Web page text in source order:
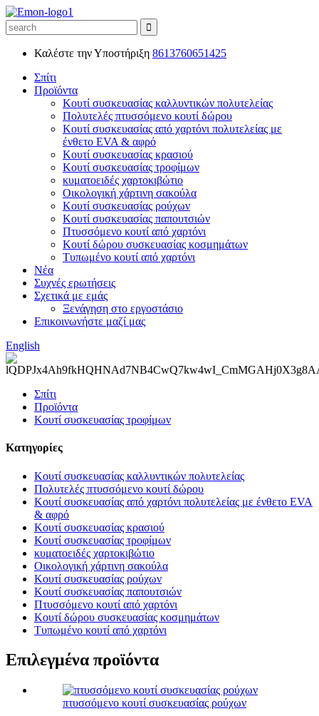
Καλέστε την Υποστήριξη 8613760651425
Σπίτι
Προϊόντα
Κουτί συσκευασίας καλλυντικών πολυτελείας
Πολυτελές πτυσσόμενο κουτί δώρου
Κουτί συσκευασίας από χαρτόνι πολυτελείας με
ένθετο EVA & αφρό
Κουτί συσκευασίας κρασιού
Κουτί συσκευασίας τροφίμων
κυματοειδές χαρτοκιβώτιο
Οικολογική χάρτινη σακούλα
Κουτί συσκευασίας ρούχων
Κουτί συσκευασίας παπουτσιών
Πτυσσόμενο κουτί από χαρτόνι
Κουτί δώρου συσκευασίας κοσμημάτων
Τυπωμένο κουτί από χαρτόνι
Νέα
Συχνές ερωτήσεις
Σχετικά με εμάς
Ξενάγηση στο εργοστάσιο
Επικοινωνήστε μαζί μας
English
Σπίτι
Προϊόντα
Κουτί συσκευασίας τροφίμων
Κατηγορίες
Κουτί συσκευασίας καλλυντικών πολυτελείας
Πολυτελές πτυσσόμενο κουτί δώρου
Κουτί συσκευασίας από χαρτόνι πολυτελείας με ένθετο EVA
& αφρό
Κουτί συσκευασίας κρασιού
Κουτί συσκευασίας τροφίμων
κυματοειδές χαρτοκιβώτιο
Οικολογική χάρτινη σακούλα
Κουτί συσκευασίας ρούχων
Κουτί συσκευασίας παπουτσιών
Πτυσσόμενο κουτί από χαρτόνι
Κουτί δώρου συσκευασίας κοσμημάτων
Τυπωμένο κουτί από χαρτόνι
Επιλεγμένα προϊόντα
πτυσσόμενο κουτί συσκευασίας ρούχων